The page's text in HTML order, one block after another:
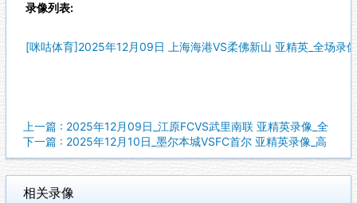
录像列表:
[咪咕体育]2025年12月09日 上海海港VS柔佛新山 亚精英_全场录
上一篇 : 2025年12月09日_江原FCVS武里南联 亚精英录像_全
下一篇 : 2025年12月10日_墨尔本城VSFC首尔 亚精英录像_高
相关录像